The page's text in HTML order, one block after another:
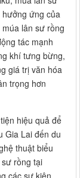
hưởng ứng của
lân sư rồng
tác mạnh
khí tưng bừng,
giá trị văn hóa
trọng hơn
hiệu quả để
Gia Lai đến du
thuật biểu
rồng tại